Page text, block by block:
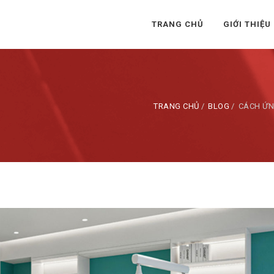
TRANG CHỦ GIỚI THIỆU
TRANG CHỦ BLOG CÁCH